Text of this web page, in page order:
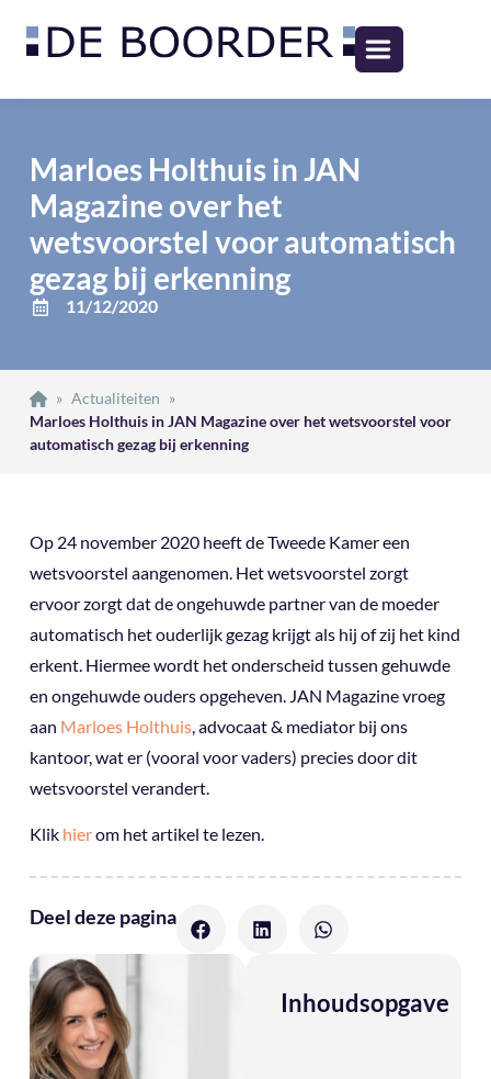
Marloes Holthuis in JAN
Magazine over het
wetsvoorstel voor automatisch
gezag bij erkenning
11/12/2020
» Actualiteiten
»
Marloes Holthuis in JAN Magazine over het wetsvoorstel voor
automatisch gezag bij erkenning
Inhoudsopgave
Op 24 november 2020 heeft de Tweede Kamer een
wetsvoorstel aangenomen. Het wetsvoorstel zorgt
ervoor zorgt dat de ongehuwde partner van de moeder
automatisch het ouderlijk gezag krijgt als hij of zij het kind
erkent. Hiermee wordt het onderscheid tussen gehuwde
en ongehuwde ouders opgeheven. JAN Magazine vroeg
aan Marloes Holthuis, advocaat & mediator bij ons
kantoor, wat er (vooral voor vaders) precies door dit
wetsvoorstel verandert.
Klik hierom het artikel te lezen.
Deel deze pagina